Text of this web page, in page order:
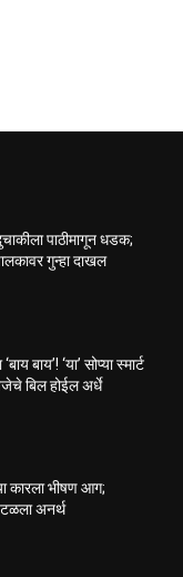
पाठीमागून धडक;
गुन्हा दाखल
बाय’! ‘या’ सोप्या स्मार्ट
बिल होईल अर्धे
कारला भीषण आग;
टळला अनर्थ